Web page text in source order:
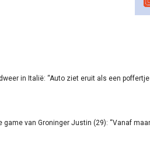
in Italië: “Auto ziet eruit als een
van Groninger Justin (29): “Vanaf